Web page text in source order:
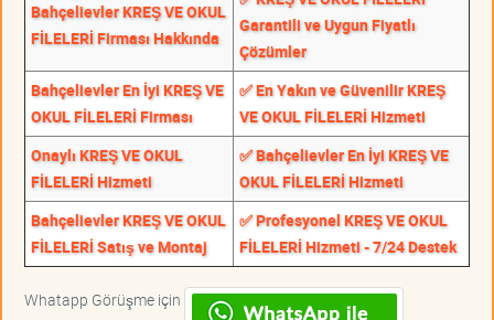
Bahçelievler KREŞ VE OKUL
FİLELERİ Firması Hakkında
Garantili ve Uygun Fiyatlı
Çözümler
Bahçelievler En İyi KREŞ VE
OKUL FİLELERİ Firması
✅ En Yakın ve Güvenilir KREŞ
VE OKUL FİLELERİ Hizmeti
Onaylı KREŞ VE OKUL
FİLELERİ Hizmeti
✅ Bahçelievler En İyi KREŞ VE
OKUL FİLELERİ Hizmeti
Bahçelievler KREŞ VE OKUL
FİLELERİ Satış ve Montaj
✅ Profesyonel KREŞ VE OKUL
FİLELERİ Hizmeti - 7/24 Destek
Whatapp Görüşme için